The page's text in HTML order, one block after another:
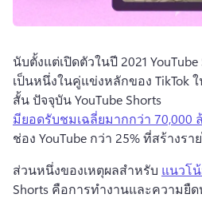
นับตั้งแต่เปิดตัวในปี 2021
เป็นหนึ่งในคู่แข่งหลักของ TikTok
สั้น ปัจจุบัน YouTube Shorts
มียอดรับชมเฉลี่ยมากกว่า 70,000
ช่อง YouTube กว่า 25% ที่สร้างร
ส่วนหนึ่งของเหตุผลสําหรับ แนวโ
Shorts คือการทํางานและความยื